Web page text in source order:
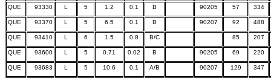
QUE 93330 L 5 1.2 0.1 B 90205 57 334
QUE 93370 L 5 6.5 0.1 B 90207 92 488
QUE 93410 L 6 1.5 0.8 B/C 85 207
QUE 93600 L 5 0.71 0.02 B 90205 69 220
QUE 93683 L 5 10.6 0.1 A/B 90207 129 347